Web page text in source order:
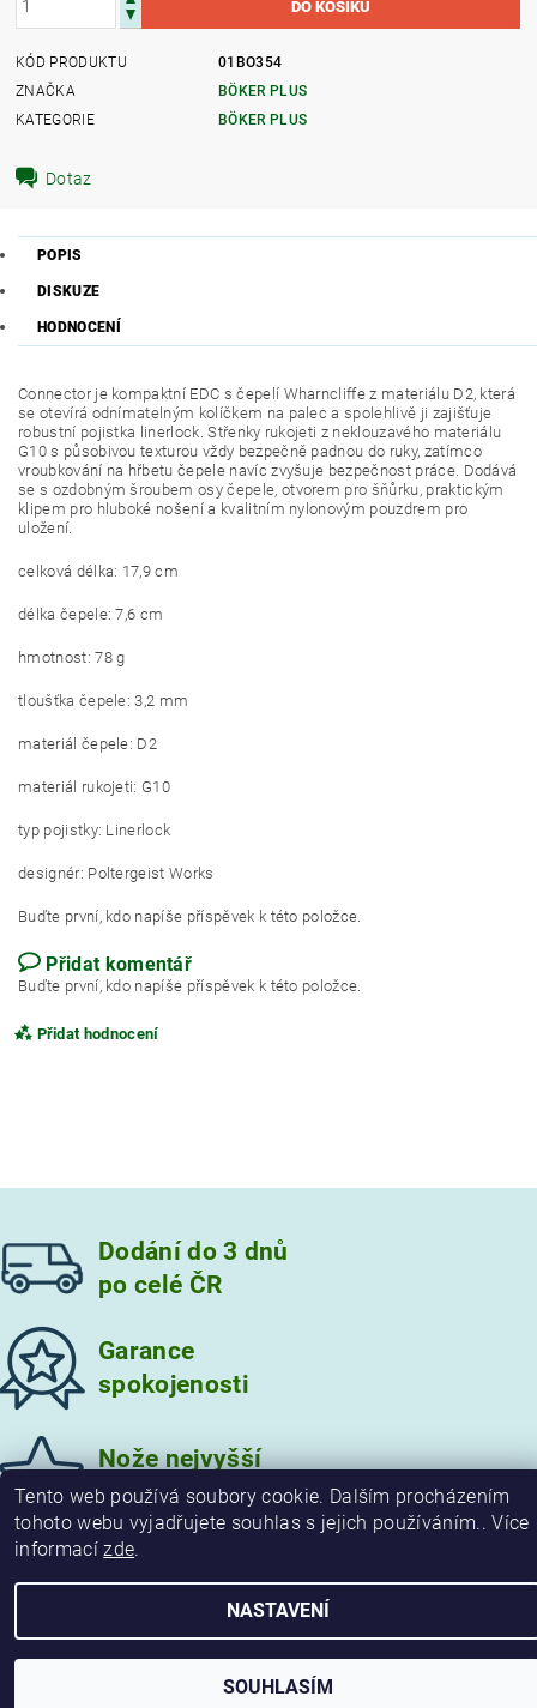
KÓD PRODUKTU
01BO354
ZNAČKA
BÖKER PLUS
KATEGORIE
BÖKER PLUS
Dotaz
POPIS
DISKUZE
HODNOCENÍ
Connector je kompaktní EDC s čepelí Wharncliffe z materiálu D2, která
se otevírá odnímatelným kolíčkem na palec a spolehlivě ji zajišťuje
robustní pojistka linerlock. Střenky rukojeti z neklouzavého materiálu
G10 s působivou texturou vždy bezpečně padnou do ruky, zatímco
vroubkování na hřbetu čepele navíc zvyšuje bezpečnost práce. Dodává
se s ozdobným šroubem osy čepele, otvorem pro šňůrku, praktickým
klipem pro hluboké nošení a kvalitním nylonovým pouzdrem pro
uložení.
celková délka: 17,9 cm
délka čepele: 7,6 cm
hmotnost: 78 g
tloušťka čepele: 3,2 mm
materiál čepele: D2
materiál rukojeti: G10
typ pojistky: Linerlock
designér: Poltergeist Works
Buďte první, kdo napíše příspěvek k této položce.
Přidat komentář
Buďte první, kdo napíše příspěvek k této položce.
Přidat hodnocení
Vložením hodnocení souhlasíte s
Dodání do 3 dnů
po celé ČR
Garance
spokojenosti
Nože nejvyšší
kvality
2026 © damaskove-noze.cz, všechna práva vyhrazena
Vytvořil Shoptet
Tento web používá soubory cookie. Dalším procházením
tohoto webu vyjadřujete souhlas s jejich používáním.. Více
informacízde.
NASTAVENÍ
SOUHLASÍM